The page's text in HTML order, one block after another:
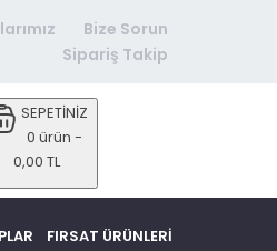
Bize Sorun
Sipariş Takip
SEPETİNİZ
0 ürün -
0,00 TL
FIRSAT ÜRÜNLERI